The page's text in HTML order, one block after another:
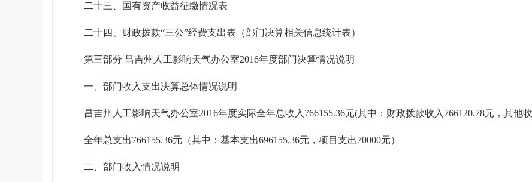
二十三、国有资产收益征缴情况表
二十四、财政拨款“三公”经费支出表（部门决算相关信息统计表）
第三部分 昌吉州人工影响天气办公室2016年度部门决算情况说明
一、部门收入支出决算总体情况说明
昌吉州人工影响天气办公室2016年度实际全年总收入766155.36元(其中：财政拨款收入766120.78元，其他
全年总支出766155.36元（其中：基本支出696155.36元，项目支出70000元）
二、部门收入情况说明